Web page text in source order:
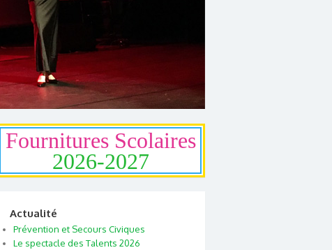
Fournitures Scolaires
2026-2027
Actualité
Prévention et Secours Civiques
Le spectacle des Talents 2026